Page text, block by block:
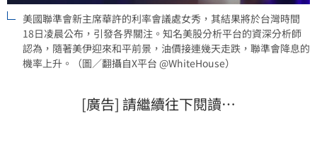
美國聯準會新主席華許的利率會議處女秀，其結果將於台灣時間
18日凌晨公布，引發各界關注。知名美股分析平台的資深分析師
認為，隨著美伊迎來和平前景，油價接連幾天走跌，聯準會降息的
機率上升。（圖／翻攝自X平台 @WhiteHouse）
[廣告] 請繼續往下閱讀…